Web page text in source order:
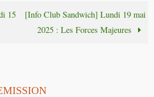
15
[Info Club Sandwich] Lundi 19 mai
2025 : Les Forces Majeures